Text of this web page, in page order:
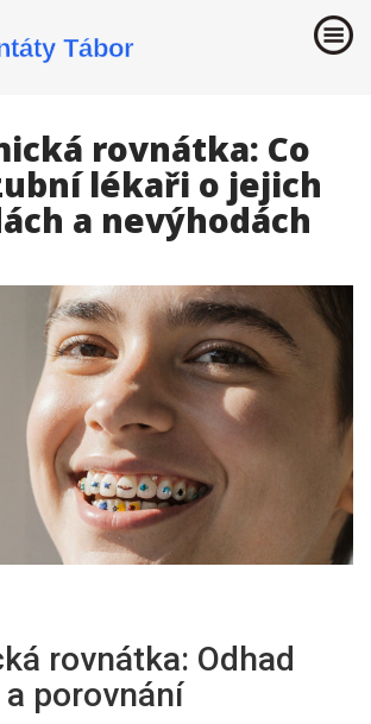
rovnátka: Co
lékaři o jejich
a nevýhodách
rovnátka: Odhad
porovnání